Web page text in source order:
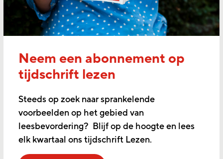
Neem een abonnement op
tijdschrift lezen
Steeds op zoek naar sprankelende
voorbeelden op het gebied van
leesbevordering? Blijf op de hoogte en lees
elk kwartaal ons tijdschrift Lezen.